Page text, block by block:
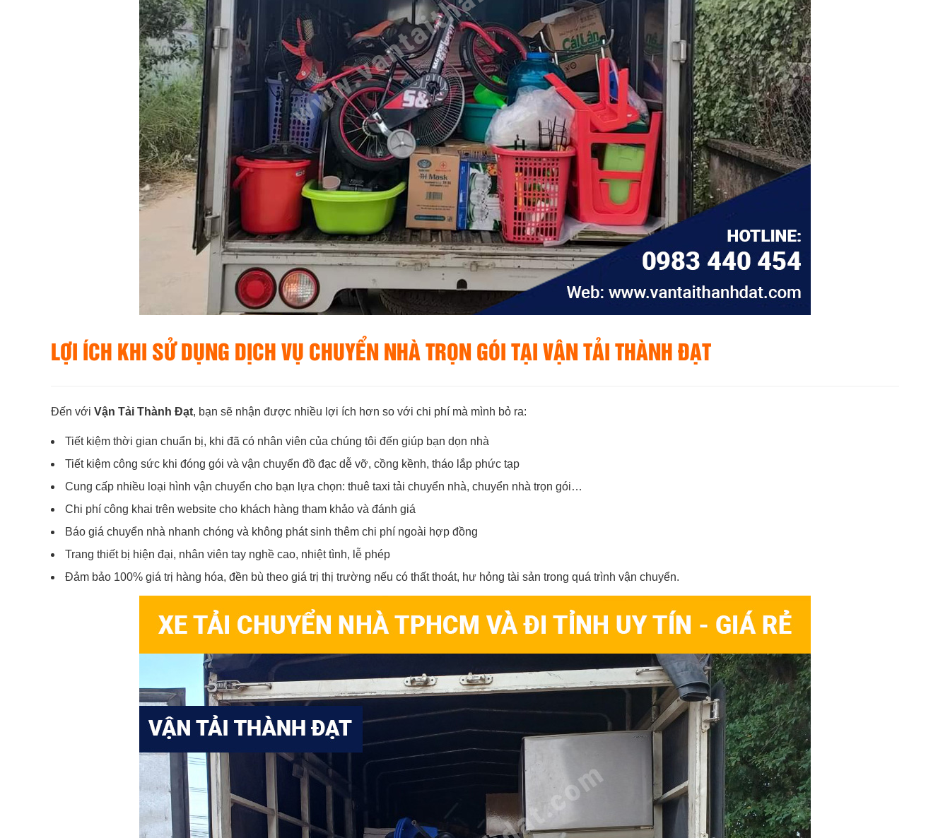
LỢI ÍCH KHI SỬ DỤNG DỊCH VỤ CHUYỂN NHÀ TRỌN GÓI TẠI VẬN TẢI THÀNH ĐẠT
Đến với Vận Tải Thành Đạt, bạn sẽ nhận được nhiều lợi ích hơn so với chi phí mà mình bỏ ra:
Tiết kiệm thời gian chuẩn bị, khi đã có nhân viên của chúng tôi đến giúp bạn dọn nhà
Tiết kiệm công sức khi đóng gói và vận chuyển đồ đạc dễ vỡ, cồng kềnh, tháo lắp phức tạp
Cung cấp nhiều loại hình vận chuyển cho bạn lựa chọn: thuê taxi tải chuyển nhà, chuyển nhà trọn gói…
Chi phí công khai trên website cho khách hàng tham khảo và đánh giá
Báo giá chuyển nhà nhanh chóng và không phát sinh thêm chi phí ngoài hợp đồng
Trang thiết bị hiện đại, nhân viên tay nghề cao, nhiệt tình, lễ phép
Đảm bảo 100% giá trị hàng hóa, đền bù theo giá trị thị trường nếu có thất thoát, hư hỏng tài sản trong quá trình vận chuyển.